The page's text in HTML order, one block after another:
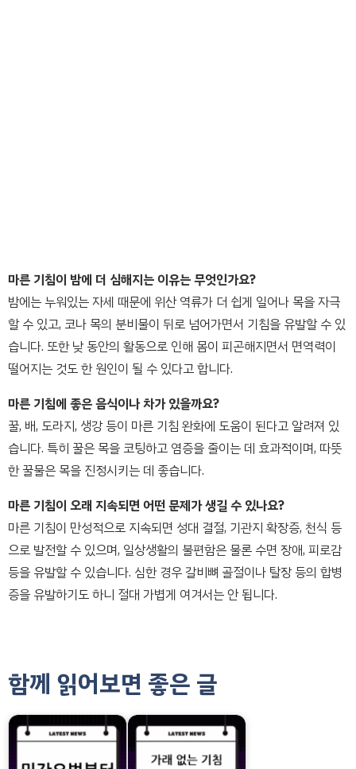
마른 기침이 밤에 더 심해지는 이유는 무엇인가요?
밤에는 누워있는 자세 때문에 위산 역류가 더 쉽게 일어나 목을 자극
할 수 있고, 코나 목의 분비물이 뒤로 넘어가면서 기침을 유발할 수 있
습니다. 또한 낮 동안의 활동으로 인해 몸이 피곤해지면서 면역력이
떨어지는 것도 한 원인이 될 수 있다고 합니다.
마른 기침에 좋은 음식이나 차가 있을까요?
꿀, 배, 도라지, 생강 등이 마른 기침 완화에 도움이 된다고 알려져 있
습니다. 특히 꿀은 목을 코팅하고 염증을 줄이는 데 효과적이며, 따뜻
한 꿀물은 목을 진정시키는 데 좋습니다.
마른 기침이 오래 지속되면 어떤 문제가 생길 수 있나요?
마른 기침이 만성적으로 지속되면 성대 결절, 기관지 확장증, 천식 등
으로 발전할 수 있으며, 일상생활의 불편함은 물론 수면 장애, 피로감
등을 유발할 수 있습니다. 심한 경우 갈비뼈 골절이나 탈장 등의 합병
증을 유발하기도 하니 절대 가볍게 여겨서는 안 됩니다.
함께 읽어보면 좋은 글